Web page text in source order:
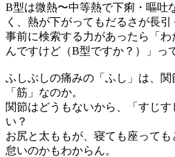
B型は微熱〜中等熱で下痢・嘔吐
く、熱が下がってもだるさが長引
事前に検索する力があったら「
んですけど（B型ですか？）」っ
ふしぶしの痛みの「ふし」は、
「筋」なのか。
関節はどうもないから、「すじ
い？
お尻と太ももが、寝ても座って
怠いのかもわからん。